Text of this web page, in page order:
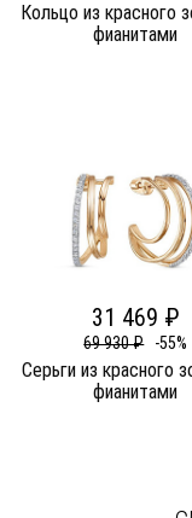
Кольцо из красного
фианитами
31 469 ₽
69 930 ₽ -55%
Серьги из красного
фианитами